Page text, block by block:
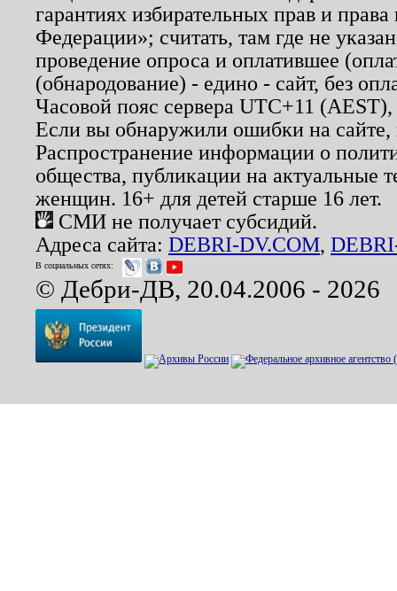
гарантиях избирательных прав и
Федерации»; считать, там где не
проведение опроса и оплатившее
(обнародование) - едино - сайт, без
Часовой пояс сервера UTC+11
Если вы обнаружили ошибки на
Распространение информации о
общества, публикации на актуальные
женщин. 16+ для детей старше 16 лет.
СМИ не получает субсидий.
Адреса сайта: DEBRI-DV.COM,
В социальных сетях:
© Дебри-ДВ, 20.04.2006 - 2026